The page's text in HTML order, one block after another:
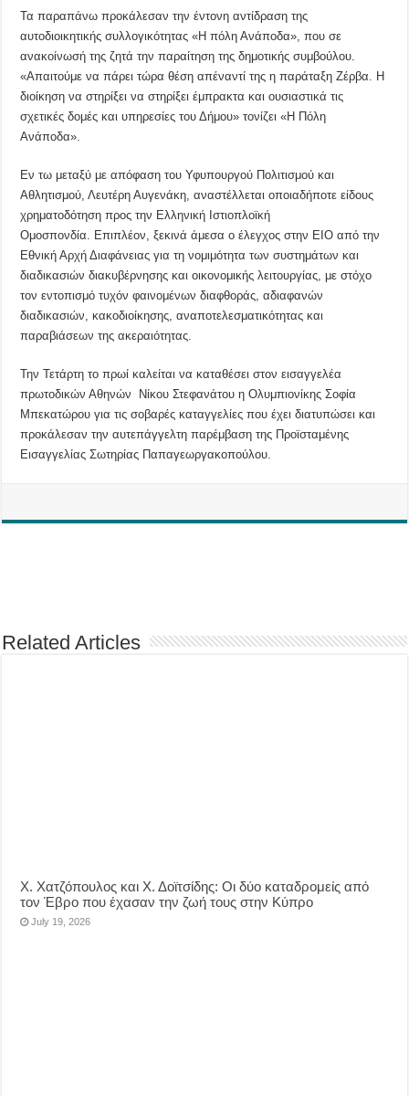
Τα παραπάνω προκάλεσαν την έντονη αντίδραση της
αυτοδιοικητικής συλλογικότητας «Η πόλη Ανάποδα», που σε
ανακοίνωσή της ζητά την παραίτηση της δημοτικής συμβούλου.
«Απαιτούμε να πάρει τώρα θέση απέναντί της η παράταξη Ζέρβα. Η
διοίκηση να στηρίξει να στηρίξει έμπρακτα και ουσιαστικά τις
σχετικές δομές και υπηρεσίες του Δήμου» τονίζει «Η Πόλη
Ανάποδα».
Εν τω μεταξύ με απόφαση του Υφυπουργού Πολιτισμού και
Αθλητισμού, Λευτέρη Αυγενάκη, αναστέλλεται οποιαδήποτε είδους
χρηματοδότηση προς την Ελληνική Ιστιοπλοϊκή
Ομοσπονδία. Επιπλέον, ξεκινά άμεσα ο έλεγχος στην ΕΙΟ από την
Εθνική Αρχή Διαφάνειας για τη νομιμότητα των συστημάτων και
διαδικασιών διακυβέρνησης και οικονομικής λειτουργίας, με στόχο
τον εντοπισμό τυχόν φαινομένων διαφθοράς, αδιαφανών
διαδικασιών, κακοδιοίκησης, αναποτελεσματικότητας και
παραβιάσεων της ακεραιότητας.
Την Τετάρτη το πρωί καλείται να καταθέσει στον εισαγγελέα
πρωτοδικών Αθηνών Νίκου Στεφανάτου η Ολυμπιονίκης Σοφία
Μπεκατώρου για τις σοβαρές καταγγελίες που έχει διατυπώσει και
προκάλεσαν την αυτεπάγγελτη παρέμβαση της Προϊσταμένης
Εισαγγελίας Σωτηρίας Παπαγεωργακοπούλου.
Related Articles
Χ. Χατζόπουλος και Χ. Δοϊτσίδης: Οι δύο καταδρομείς από
τον Έβρο που έχασαν την ζωή τους στην Κύπρο
July 19, 2026